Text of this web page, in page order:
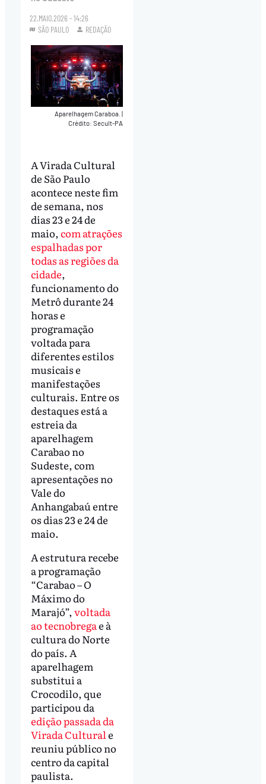
22.MAIO.2026 - 14:26
SÃO PAULO
REDAÇÃO
Aparelhagem Caraboa.|
Crédito: Secult-PA
A Virada Cultural
de São Paulo
acontece neste fim
de semana, nos
dias 23 e 24 de
maio, com atrações
espalhadas por
todas as regiões da
cidade,
funcionamento do
Metrô durante 24
horas e
programação
voltada para
diferentes estilos
musicais e
manifestações
culturais. Entre os
destaques está a
estreia da
aparelhagem
Carabao no
Sudeste, com
apresentações no
Vale do
Anhangabaú entre
os dias 23 e 24 de
maio.
A estrutura recebe
a programação
“Carabao – O
Máximo do
Marajó”, voltada
ao tecnobregae à
cultura do Norte
do país. A
aparelhagem
substitui a
Crocodilo, que
participou da
edição passada da
Virada Culturale
reuniu público no
centro da capital
paulista.